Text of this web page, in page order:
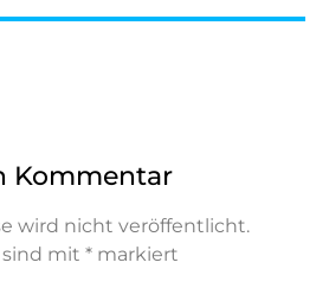
Kommentar
wird nicht veröffentlicht.
sind mit * markiert